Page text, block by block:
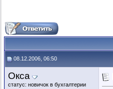
08.12.2006, 06:50
Окса
статус: новичок в бухгалтерии